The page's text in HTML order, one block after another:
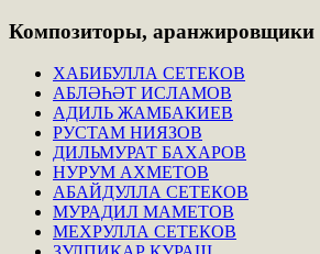
Композиторы, аранжировщики
ХАБИБУЛЛА СЕТЕКОВ
АБЛӘҺӘТ ИСЛАМОВ
АДИЛЬ ЖАМБАКИЕВ
РУСТАМ НИЯЗОВ
ДИЛЬМУРАТ БАХАРОВ
НУРУМ АХМЕТОВ
АБАЙДУЛЛА СЕТЕКОВ
МУРАДИЛ МАМЕТОВ
МЕХРУЛЛА СЕТЕКОВ